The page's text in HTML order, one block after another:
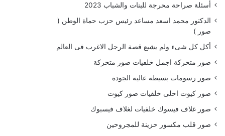
أسئلة صراحة محرجة للبنات والشباب 2023
الدكتور محمد اسعد مساعد رئيس حزب حماة الوطن (
صور )
أكل كل شىء ولم يشبع قصة الرجل الاغرب فى العالم
صور متحركة اجمل خلفيات صور متحركة
صور رسومات بسيطه عاليه الجودة
صور كيوت احلى خلفيات صور كيوت
صور غلاف فيسوك خلفيات لغلاف فيسبوك
صور قلب مكسور حزينة للمجروحين